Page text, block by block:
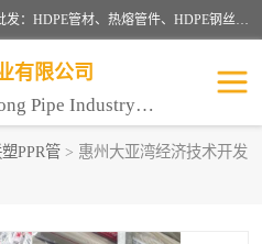
深圳市鑫润通管业有限公司专业生产批发：HDPE管材、热熔管件、HDPE钢丝骨架管、电熔管件、HDPE双壁波纹管、MPP电力管、井盖、PVC管材管件、PPR管材管件等；公司自创建以来，始终秉承“团结、务实、创新、守信”的服务宗旨，凭借专业的服务以及多年的勤奋拼搏，发展成为一家专业销售各种管材管件，绝缘电工套管及配件等系列产品的贸易公司。
有限公司
Shenzhen Xinruntong Pipe Industry Co., Ltd
PPR管 > 惠州大亚湾经济技术开发